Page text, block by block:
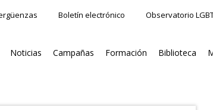
Boletín electrónico Observatorio
Noticias Campañas Formación Biblioteca